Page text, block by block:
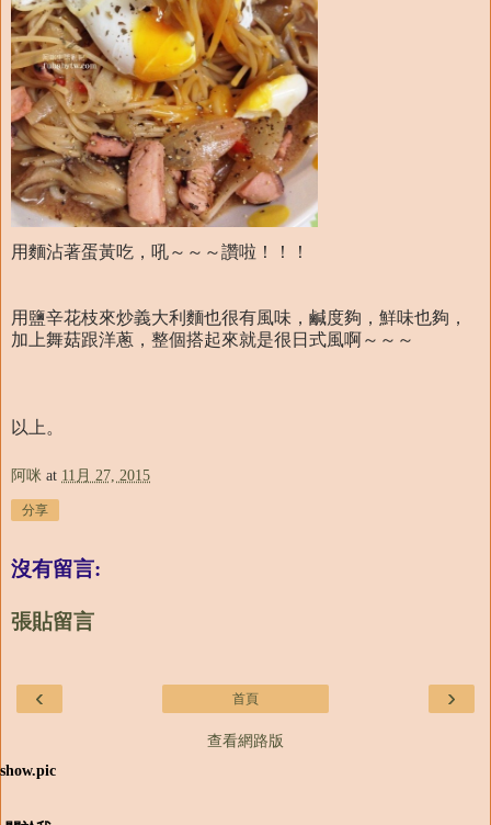
用麵沾著蛋黃吃，吼～～～讚啦！！！
用鹽辛花枝來炒義大利麵也很有風味，鹹度夠，鮮味也夠，
加上舞菇跟洋蔥，整個搭起來就是很日式風啊～～～
以上。
阿咪 at 11月 27, 2015
分享
沒有留言:
張貼留言
‹ ›
首頁
查看網路版
show.pic